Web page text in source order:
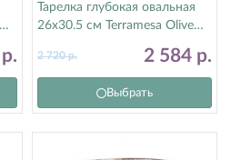
р.
Тарелка глубокая овальная
26х30.5 см Terramesa Olive
2 584 р.
2 720р.
Выбрать